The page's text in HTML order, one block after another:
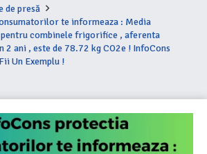
de presă
te informeaza : Media
combinele frigorifice , aferenta
2 ani , este de 78.72 kg CO2e ! InfoCons
Un Exemplu !